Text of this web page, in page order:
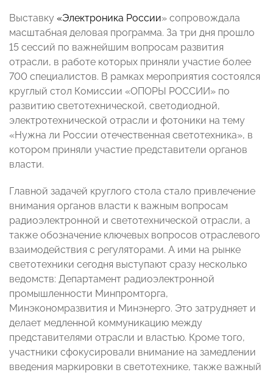
Выставку «Электроника России» сопровождала
масштабная деловая программа. За три дня прошло
15 сессий по важнейшим вопросам развития
отрасли, в работе которых приняли участие более
700 специалистов. В рамках мероприятия состоялся
круглый стол Комиссии «ОПОРЫ РОССИИ» по
развитию светотехнической, светодиодной,
электротехнической отрасли и фотоники на тему
«Нужна ли России отечественная светотехника», в
котором приняли участие представители органов
власти.
Главной задачей круглого стола стало привлечение
внимания органов власти к важным вопросам
радиоэлектронной и светотехнической отрасли, а
также обозначение ключевых вопросов отраслевого
взаимодействия с регуляторами. А ими на рынке
светотехники сегодня выступают сразу несколько
ведомств: Департамент радиоэлектронной
промышленности Минпромторга,
Минэкономразвития и Минэнерго. Это затрудняет и
делает медленной коммуникацию между
представителями отрасли и властью. Кроме того,
участники сфокусировали внимание на замедлении
введения маркировки в светотехнике, также важный